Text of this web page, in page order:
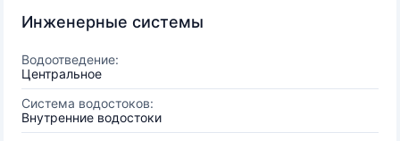
Инженерные системы
Водоотведение:
Центральное
Система водостоков:
Внутренние водостоки